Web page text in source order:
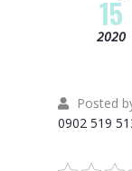
15
2020
Posted
0902 519